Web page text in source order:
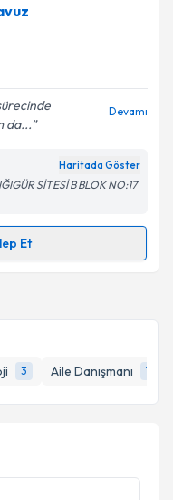
3 Aile Danışmanı 1
randevu
e-posta ile
ilişkinAydınlatma
ediyorum.
da...
Devamı
Haritada Göster
SİTESİ B BLOK NO:17
Et
ile bilgilendireceğiz.
ilişkinAydınlatma
verilerimin belirtilen